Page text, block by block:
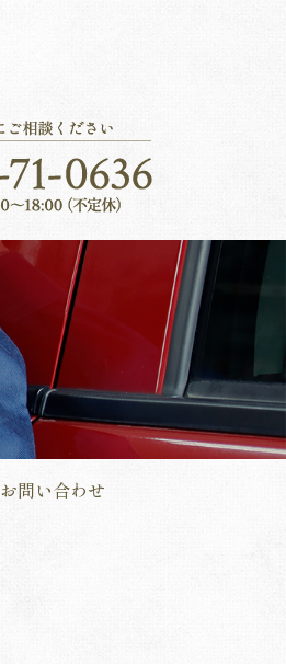
お問い合わせ